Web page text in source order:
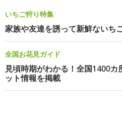
いちご狩り特集
家族や友達を誘って新鮮ないち
全国お花見ガイド
見頃時期がわかる！全国1400
ット情報を掲載